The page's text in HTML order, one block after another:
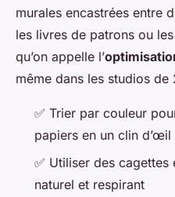
murales encastrées entre
les livres de patrons ou
qu’on appelle l’
même dans les studios de
✅ Trier par couleur
papiers en un clin d’œil
✅ Utiliser des
naturel et respirant